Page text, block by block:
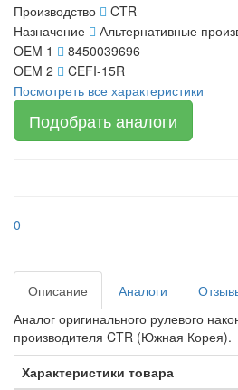
Производство
CTR
Назначение
Альтернативные
OEM 1
8450039696
OEM 2
CEFI-15R
Посмотреть все характеристики
Подобрать аналоги
0
Описание Аналоги
Аналог оригинального рулевого
производителя CTR (Южная Корея).
Характеристики товара